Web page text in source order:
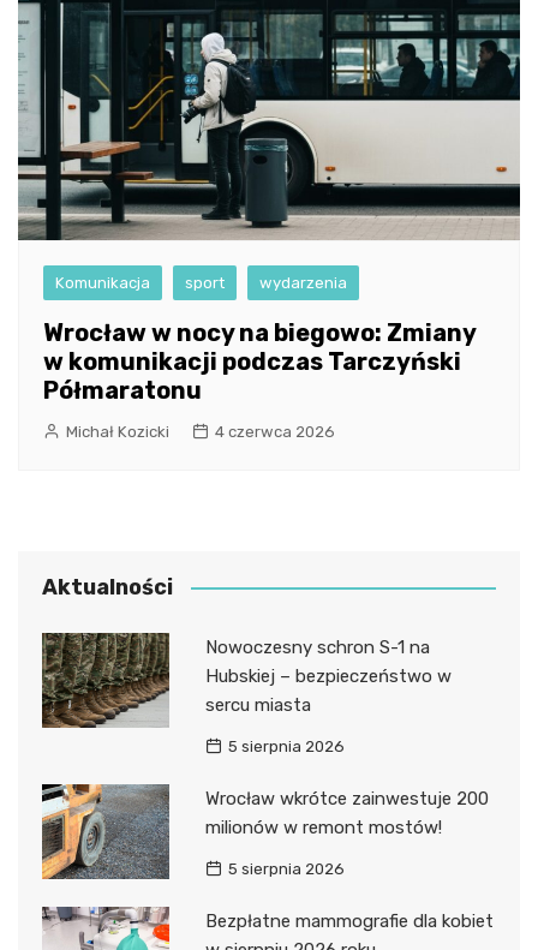
Komunikacja sport wydarzenia
Wrocław w nocy na biegowo: Zmiany
w komunikacji podczas Tarczyński
Półmaratonu
Michał Kozicki 4 czerwca 2026
Aktualności
Nowoczesny schron S-1 na
Hubskiej – bezpieczeństwo w
sercu miasta
5 sierpnia 2026
Wrocław wkrótce zainwestuje 200
milionów w remont mostów!
5 sierpnia 2026
Bezpłatne mammografie dla kobiet